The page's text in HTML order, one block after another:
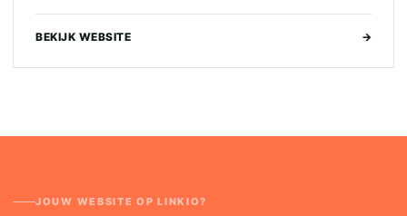
BEKIJK WEBSITE →
JOUW WEBSITE OP LINKIO?